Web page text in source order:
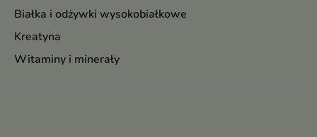
Białka i odżywki wysokobiałkowe
Kreatyna
Witaminy i minerały